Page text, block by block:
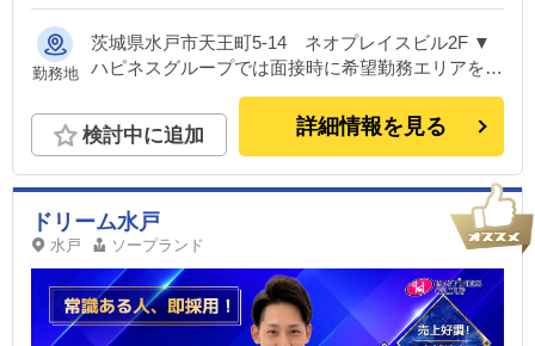
勤務地
茨城県水戸市天王町5-14 ネオプレイスビル2F ▼
ハピネスグループでは面接時に希望勤務エリアをお
伺いしており、最大限考慮いたします。 ご家庭の
ある方や、持ち家にお住まいの方なども安心してご
応募ください。 ※入社後に別エリアへの異動も随
■東京：五反田、池袋、吉原 ■神奈川：横浜 ■茨
城：水戸 ■福岡：中洲 ■北海道：すすきの ■鳥取：
米子 ■愛媛：松山 他にも続々出店予定！ 遠方から
ご応募の方にはWEB面接も対応しております。
検討中に追加 詳細情報を見る
ドリーム水戸
水戸 ソープランド